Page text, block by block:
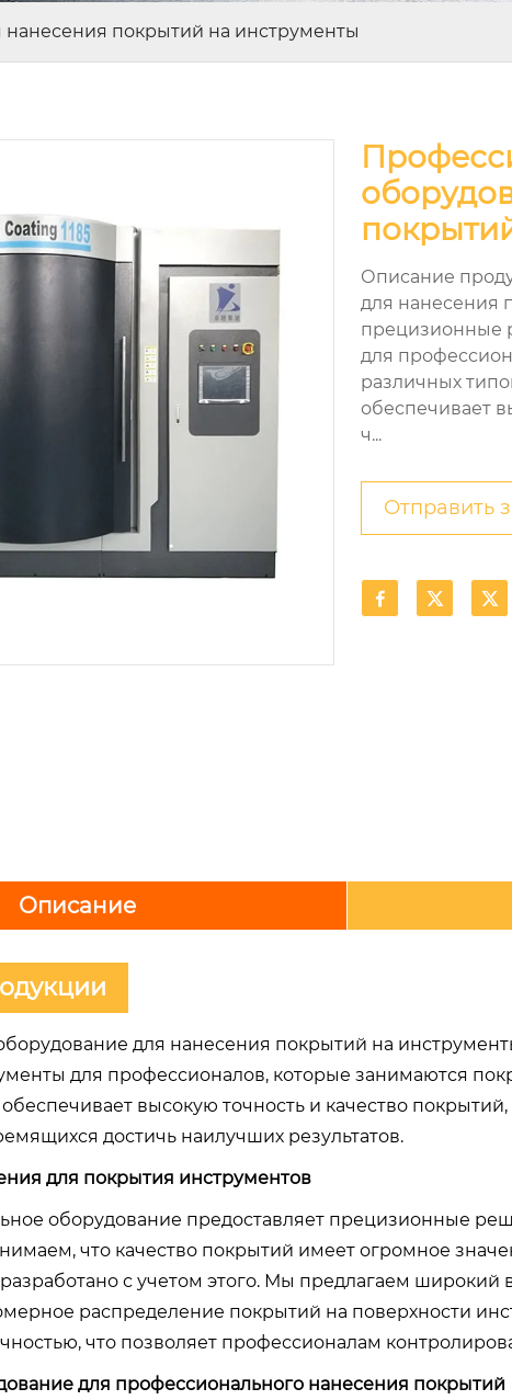
покрытий на инструменты
Описание
для нанесения
прецизионные
для
различных
обеспечивает
ч...
Отправить
  
Описание
для нанесения покрытий на
для профессионалов, которые занимаются
высокую точность и качество
достичь наилучших результатов.
для покрытия инструментов
оборудование предоставляет прецизионные
что качество покрытий имеет огромное
с учетом этого. Мы предлагаем широкий
распределение покрытий на поверхности
что позволяет профессионалам
для профессионального нанесения покрытий